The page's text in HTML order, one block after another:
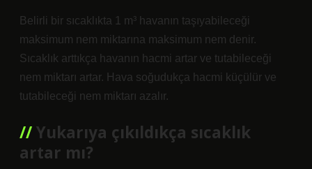
Belirli bir sıcaklıkta 1 m³ havanın taşıyabileceği
maksimum nem miktarına maksimum nem denir.
Sıcaklık arttıkça havanın hacmi artar ve tutabileceği
nem miktarı artar. Hava soğudukça hacmi küçülür ve
tutabileceği nem miktarı azalır.
Yukarıya çıkıldıkça sıcaklık
artar mı?